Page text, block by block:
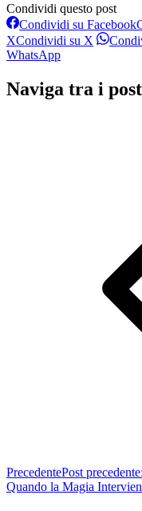
Condividi questo post
Condividi su Facebook
XCondividi su X
WhatsApp
Naviga tra i post
PrecedentePost precedente:
Quando la Magia